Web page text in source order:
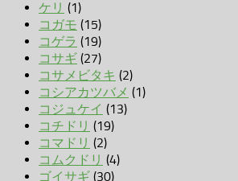
ケリ (1)
コガモ (15)
コゲラ (19)
コサギ (27)
コサメビタキ (2)
コシアカツバメ (1)
コジュケイ (13)
コチドリ (19)
コマドリ (2)
コムクドリ (4)
ゴイサギ (30)